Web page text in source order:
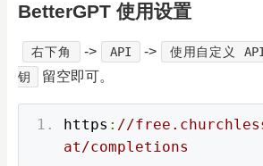
BetterGPT 使用设置
右下角 -> API -> 使用自定义
钥
留空即可。
https : //
at/completions